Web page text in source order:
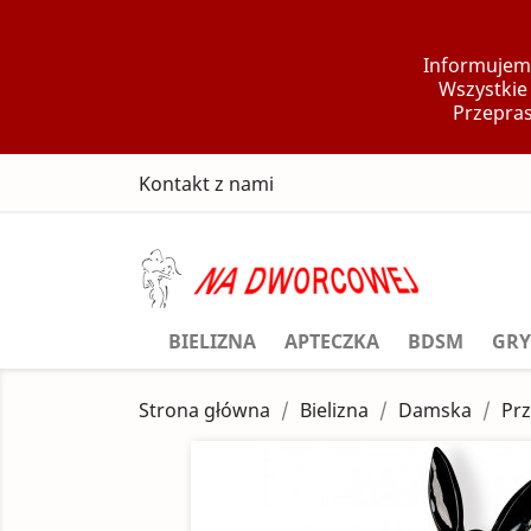
Kontakt z nami
BIELIZNA APTECZKA BDSM GRY
Strona główna Bielizna Damska